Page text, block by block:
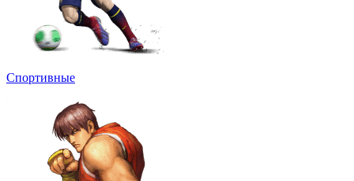
Спортивные